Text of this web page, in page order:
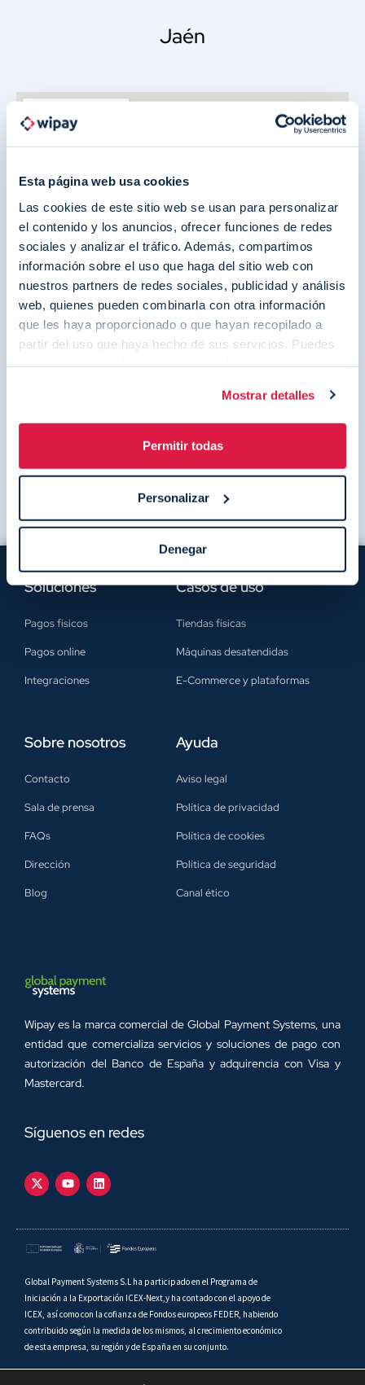
Esta página web usa cookies
Las cookies de este sitio web se usan para personalizar
el contenido y los anuncios, ofrecer funciones de redes
sociales y analizar el tráfico. Además, compartimos
información sobre el uso que haga del sitio web con
nuestros partners de redes sociales, publicidad y análisis
web, quienes pueden combinarla con otra información
que les haya proporcionado o que hayan recopilado a
partir del uso que haya hecho de sus servicios. Puedes
Mostrar detalles
Permitir todas
Personalizar
Denegar
Jaén
Soluciones
Pagos físicos
Pagos online
Integraciones
Casos de uso
Tiendas físicas
Máquinas desatendidas
E-Commerce y plataformas
Sobre nosotros
Contacto
Sala de prensa
FAQs
Dirección
Blog
Ayuda
Aviso legal
Política de privacidad
Política de cookies
Política de seguridad
Canal ético
Wipay es la marca comercial de Global Payment Systems, una
entidad que comercializa servicios y soluciones de pago con
autorización del Banco de España y adquirencia con Visa y
Mastercard.
Síguenos en redes
Global Payment Systems S.L ha participado en el Programa de
Iniciación a la Exportación ICEX-Next,y ha contado con el apoyo de
ICEX, así como con la cofianza de Fondos europeos FEDER, habiendo
contribuido según la medida de los mismos, al crecimiento económico
de esta empresa, su región y de España en su conjunto.